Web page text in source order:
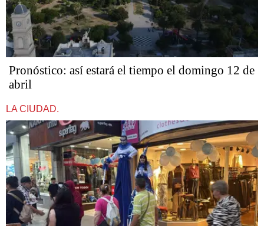
Pronóstico: así estará el tiempo el domingo 12 de
abril
LA CIUDAD.